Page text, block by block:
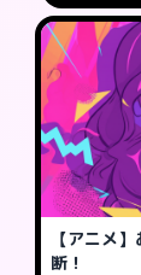
【アニメ
断！